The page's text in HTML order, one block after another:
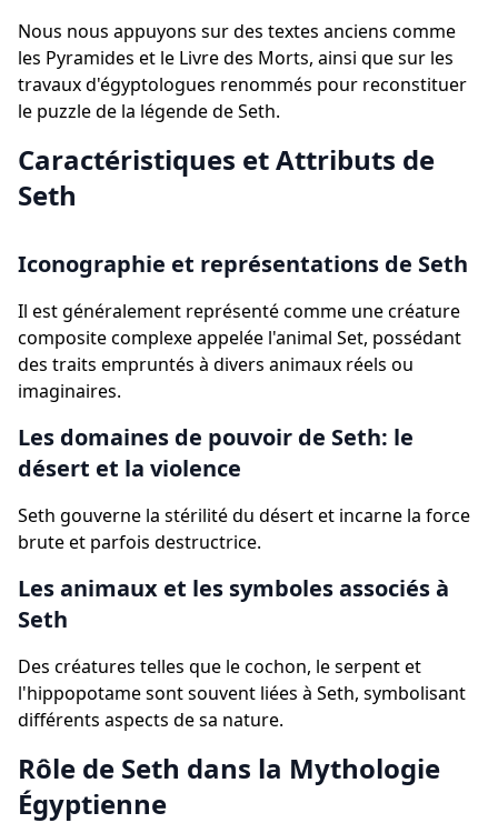
Nous nous appuyons sur des textes anciens comme
les Pyramides et le Livre des Morts, ainsi que sur les
travaux d'égyptologues renommés pour reconstituer
le puzzle de la légende de Seth.
Caractéristiques et Attributs de
Seth
Iconographie et représentations de Seth
Il est généralement représenté comme une créature
composite complexe appelée l'animal Set, possédant
des traits empruntés à divers animaux réels ou
imaginaires.
Les domaines de pouvoir de Seth: le
désert et la violence
Seth gouverne la stérilité du désert et incarne la force
brute et parfois destructrice.
Les animaux et les symboles associés à
Seth
Des créatures telles que le cochon, le serpent et
l'hippopotame sont souvent liées à Seth, symbolisant
différents aspects de sa nature.
Rôle de Seth dans la Mythologie
Égyptienne